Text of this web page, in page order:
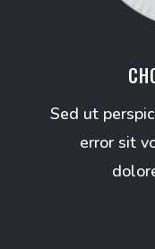
Sed ut
error sit